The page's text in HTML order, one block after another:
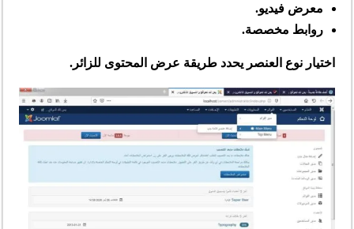
معرض فيديو.
روابط مخصصة.
اختيار نوع العنصر يحدد طريقة عرض المحتوى للزائر.